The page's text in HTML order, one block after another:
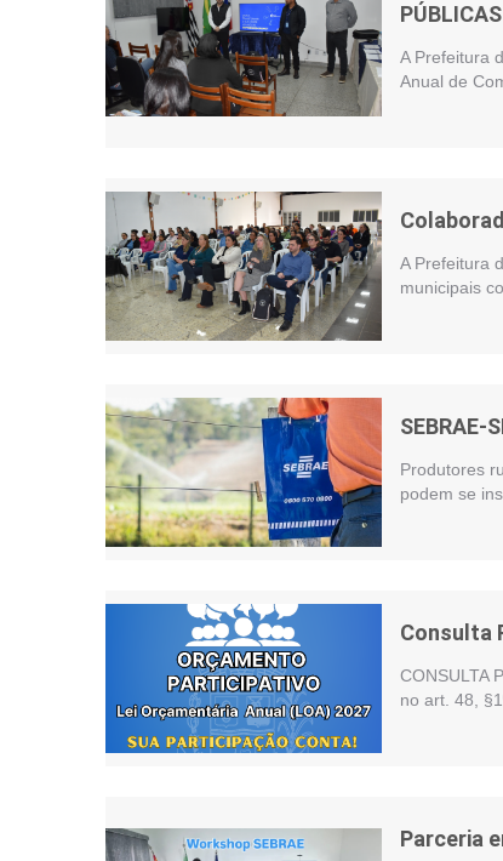
PÚBLICAS
A Prefeitura
Anual de
A Prefeitura
municipais
SEBRAE-
Produtores
podem se
Consulta
CONSULTA
no art. 48,
Parceria